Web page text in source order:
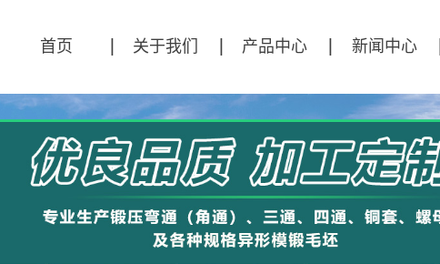
首页 关于我们
公司简介
产品中心
弯通锻压模坯
三通锻压模坯
四通锻压模坯
新闻中心
公司新闻
行业资讯
技术资讯